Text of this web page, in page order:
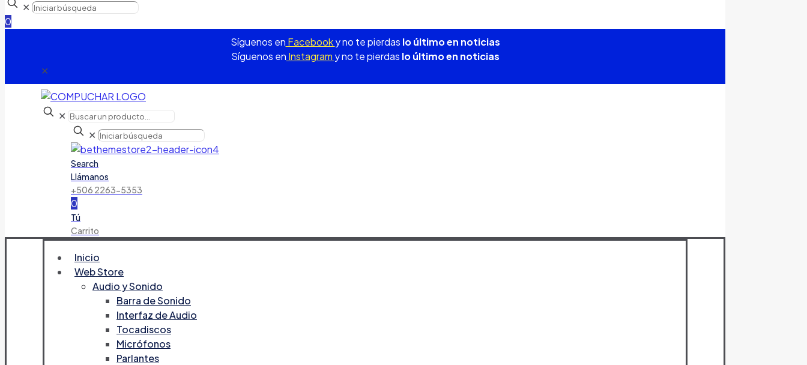
✕
0
Síguenos en Facebooky no te pierdas lo último en noticias
Síguenos en Instagram y no te pierdas lo último en noticias
✕
✕
✕
Search
Llámanos
+506 2263-5353
0
Tú
Carrito
Inicio
Web Store
Audio y Sonido
Barra de Sonido
Interfaz de Audio
Tocadiscos
Micrófonos
Parlantes